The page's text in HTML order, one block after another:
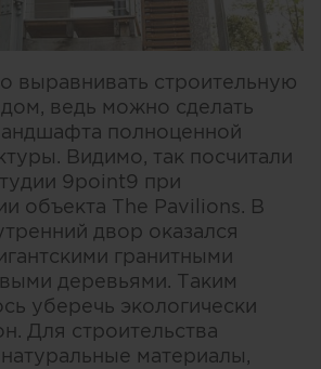
выравнивать строительную
ведь можно сделать
полноценной
Видимо, так посчитали
9point9 при
объекта The Pavilions. В
двор оказался
гранитными
деревьями. Таким
уберечь экологически
Для строительства
материалы,